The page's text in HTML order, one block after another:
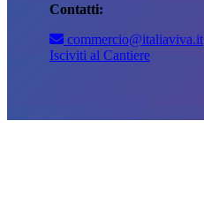
Contatti:
commercio@italiaviva.it
Isciviti al Cantiere